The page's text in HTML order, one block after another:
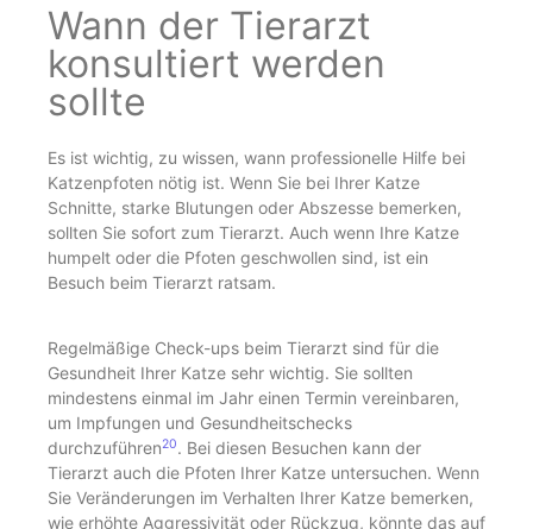
Wann der Tierarzt
konsultiert werden
sollte
Es ist wichtig, zu wissen, wann professionelle Hilfe bei
Katzenpfoten nötig ist. Wenn Sie bei Ihrer Katze
Schnitte, starke Blutungen oder Abszesse bemerken,
sollten Sie sofort zum Tierarzt. Auch wenn Ihre Katze
humpelt oder die Pfoten geschwollen sind, ist ein
Besuch beim Tierarzt ratsam.
Regelmäßige Check-ups beim Tierarzt sind für die
Gesundheit Ihrer Katze sehr wichtig. Sie sollten
mindestens einmal im Jahr einen Termin vereinbaren,
um Impfungen und Gesundheitschecks
durchzuführen20. Bei diesen Besuchen kann der
Tierarzt auch die Pfoten Ihrer Katze untersuchen. Wenn
Sie Veränderungen im Verhalten Ihrer Katze bemerken,
wie erhöhte Aggressivität oder Rückzug, könnte das auf